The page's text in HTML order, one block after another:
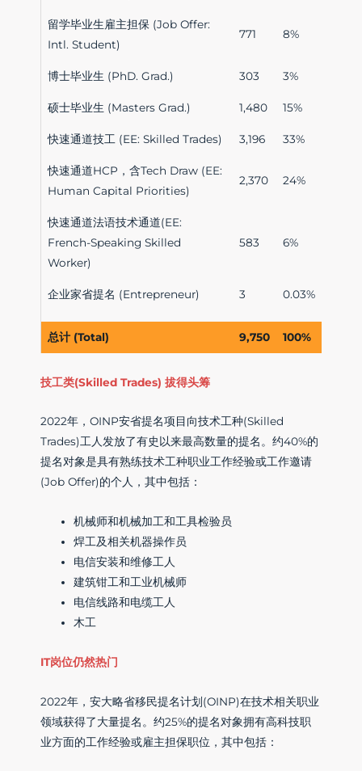
留学毕业生雇主担保 (Job Offer:
Intl. Student)
771 8%
博士毕业生 (PhD. Grad.) 303 3%
硕士毕业生 (Masters Grad.) 1,480 15%
快速通道技工 (EE: Skilled Trades) 3,196 33%
快速通道HCP，含Tech Draw (EE:
Human Capital Priorities)
2,370 24%
快速通道法语技术通道(EE:
French-Speaking Skilled
Worker)
583 6%
企业家省提名 (Entrepreneur) 3 0.03%
总计 (Total) 9,750 100%
技工类(Skilled Trades) 拔得头筹
2022年，OINP安省提名项目向技术工种(Skilled
Trades)工人发放了有史以来最高数量的提名。约40%的
提名对象是具有熟练技术工种职业工作经验或工作邀请
(Job Offer)的个人，其中包括：
机械师和机械加工和工具检验员
焊工及相关机器操作员
电信安装和维修工人
建筑钳工和工业机械师
电信线路和电缆工人
木工
IT岗位仍然热门
2022年，安大略省移民提名计划(OINP)在技术相关职业
领域获得了大量提名。约25%的提名对象拥有高科技职
业方面的工作经验或雇主担保职位，其中包括：